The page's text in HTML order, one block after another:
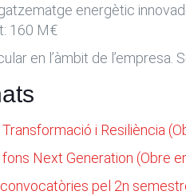
energètic
160 M€
en l’àmbit de
i Resiliència
Next Generation (Obre
pel 2n